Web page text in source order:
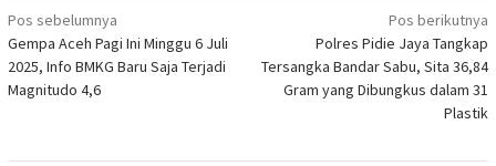
Navigasi
pos
Pos sebelumnya
Gempa Aceh Pagi Ini Minggu 6 Juli
2025, Info BMKG Baru Saja Terjadi
Magnitudo 4,6
Pos berikutnya
Polres Pidie Jaya Tangkap
Tersangka Bandar Sabu, Sita 36,84
Gram yang Dibungkus dalam 31
Plastik